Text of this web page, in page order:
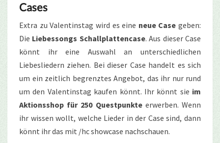
Cases
Extra zu Valentinstag wird es eine neue Case geben:
Die Liebessongs Schallplattencase. Aus dieser Case
könnt ihr eine Auswahl an unterschiedlichen
Liebesliedern ziehen. Bei dieser Case handelt es sich
um ein zeitlich begrenztes Angebot, das ihr nur rund
um den Valentinstag kaufen könnt. Ihr könnt sie im
Aktionsshop für 250 Questpunkteerwerben. Wenn
ihr wissen wollt, welche Lieder in der Case sind, dann
könnt ihr das mit /hc showcase nachschauen.